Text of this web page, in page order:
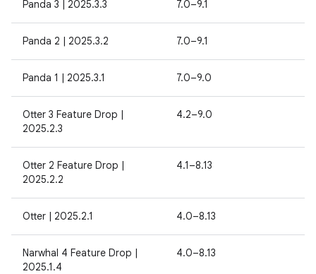
Panda 3 | 2025.3.3 7.0–9.1
Panda 2 | 2025.3.2 7.0–9.1
Panda 1 | 2025.3.1 7.0–9.0
Otter 3 Feature Drop |
2025.2.3
4.2–9.0
Otter 2 Feature Drop |
2025.2.2
4.1–8.13
Otter | 2025.2.1 4.0–8.13
Narwhal 4 Feature Drop |
2025.1.4
4.0–8.13